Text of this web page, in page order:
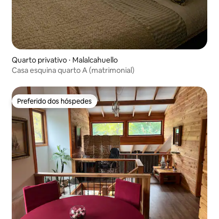
Quarto privativo ⋅ Malalcahuello
Casa esquina quarto A (matrimonial)
Preferido dos hóspedes
Preferido dos hóspedes